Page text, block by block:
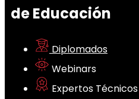
de Educación
Diplomados
Webinars
Expertos Técnicos